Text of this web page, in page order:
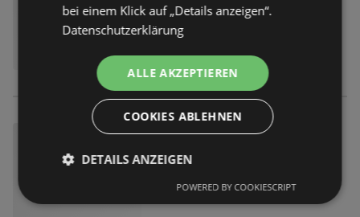
bei einem Klick auf „Details anzeigen“.
Datenschutzerklärung
ALLE AKZEPTIEREN
COOKIES ABLEHNEN
DETAILS ANZEIGEN
POWERED BY COOKIESCRIPT